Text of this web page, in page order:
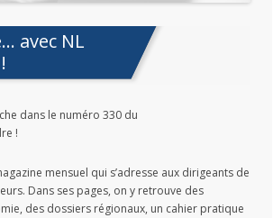
avec NL
dans le numéro 330 du
!
mensuel qui s’adresse aux dirigeants de
Dans ses pages, on y retrouve des
des dossiers régionaux, un cahier pratique